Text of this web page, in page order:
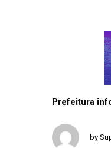
Prefeitura
by